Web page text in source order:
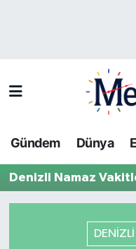
Gündem Dünya
Denizli Namaz
DENİZLİ
Bilim-Teknoloji
Dünya
Trafik Durumu
Tüm Manşetler
Haber Arşivi